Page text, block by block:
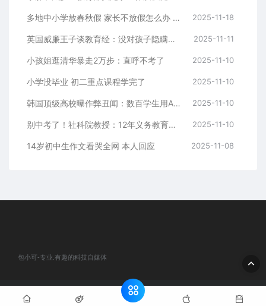
多地中小学放春秋假 家长不放假怎么办 专家建议：落实带薪休假制度 2025-11-18
英国威廉王子谈教育经：没对孩子隐瞒家中困难 我就像个出租车司机 2025-11-11
小孩姐逛清华暴走2万步：直呼不考了 2025-11-10
小学没毕业 初二重点课程学完了 2025-11-10
韩国顶级高校曝作弊丑闻：数百学生用AI参加考试 2025-11-10
别中考了！社科院教授：12年义务教育条件已成熟 有利于培养高素质人才 2025-11-10
14岁初中生作文看哭全网 本人回应 2025-11-08
包小可-专业.有趣的科技自媒体
© 2020 包小可-专业.有趣的科技自媒体. All rights reserved
网站地